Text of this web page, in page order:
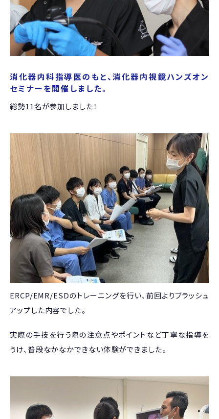
消化器内科指導医のもと、消化器内視鏡ハンズオン
セミナーを開催しました。
総勢11名が参加しました！
ERCP/EMR/ESDのトレーニングを行い、前回よりブラッシュ
アップした内容でした。
実際の手技を行う際の注意点やポイントなど丁寧な指導を
うけ、普段なかなかできない体験ができました。